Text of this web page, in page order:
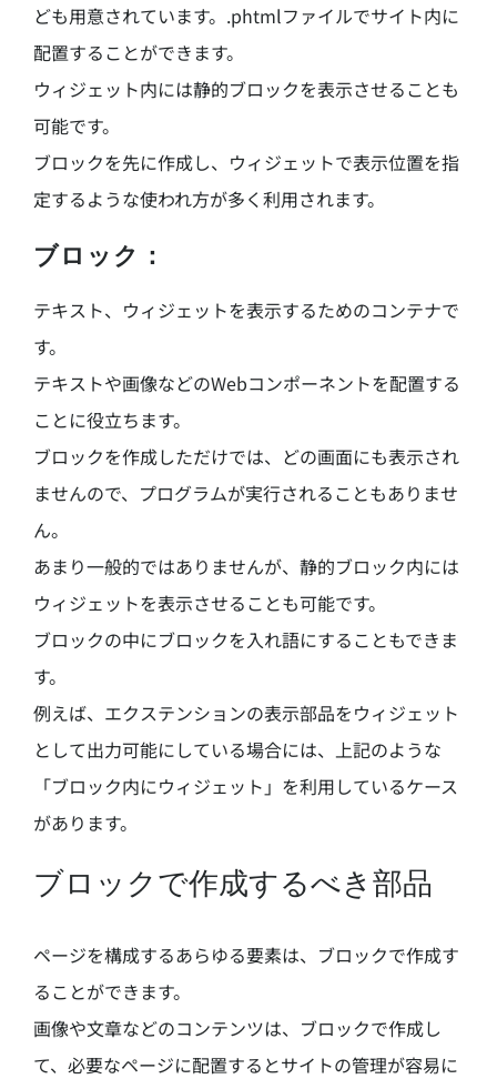
ども用意されています。.phtmlファイルでサイト内に
配置することができます。
ウィジェット内には静的ブロックを表示させることも
可能です。
ブロックを先に作成し、ウィジェットで表示位置を指
定するような使われ方が多く利用されます。
ブロック：
テキスト、ウィジェットを表示するためのコンテナで
す。
テキストや画像などのWebコンポーネントを配置する
ことに役立ちます。
ブロックを作成しただけでは、どの画面にも表示され
ませんので、プログラムが実行されることもありませ
ん。
あまり一般的ではありませんが、静的ブロック内には
ウィジェットを表示させることも可能です。
ブロックの中にブロックを入れ語にすることもできま
す。
例えば、エクステンションの表示部品をウィジェット
として出力可能にしている場合には、上記のような
「ブロック内にウィジェット」を利用しているケース
があります。
ブロックで作成するべき部品
ページを構成するあらゆる要素は、ブロックで作成す
ることができます。
画像や文章などのコンテンツは、ブロックで作成し
て、必要なページに配置するとサイトの管理が容易に